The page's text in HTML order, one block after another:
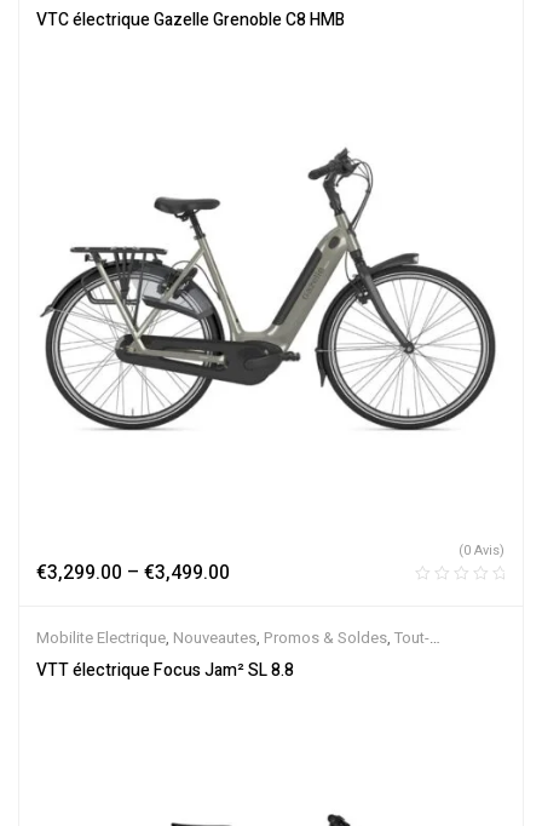
électrique,Vélo électrique ville,Velos Electriques
VTC électrique Gazelle Grenoble C8 HMB
€3,299.00 – €3,499.00
(0 Avis)
Mobilite Electrique, Nouveautes, Promos & Soldes, Tout-
Suspendus,Vélo électrique ville, Velos Electriques
VTT électrique Focus Jam² SL 8.8